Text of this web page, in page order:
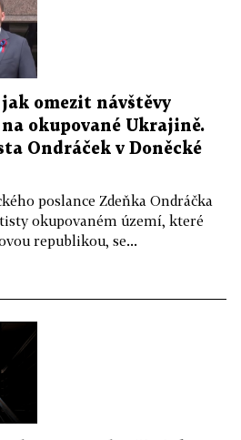
omezit návštěvy
okupované Ukrajině.
Ondráček v Doněcké
poslance Zdeňka Ondráčka
okupovaném území, které
republikou, se...